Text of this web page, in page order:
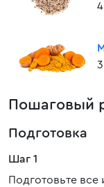
Пошаговый
Подготовка
Шаг 1
Подготовьте все